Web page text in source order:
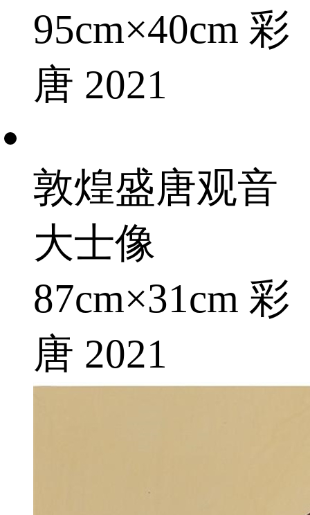
95cm×40cm 彩
唐 2021
敦煌盛唐观音
大士像
87cm×31cm 彩
唐 2021